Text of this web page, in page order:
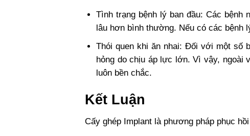
Tình trạng bệnh lý ban đầu: Các
lâu hơn bình thường. Nếu có các bệnh
Thói quen khi ăn nhai: Đối với một số
hỏng do chịu áp lực lớn. Vì vậy, ngoài
luôn bền chắc.
Kết Luận
Cấy ghép Implant là phương pháp phục